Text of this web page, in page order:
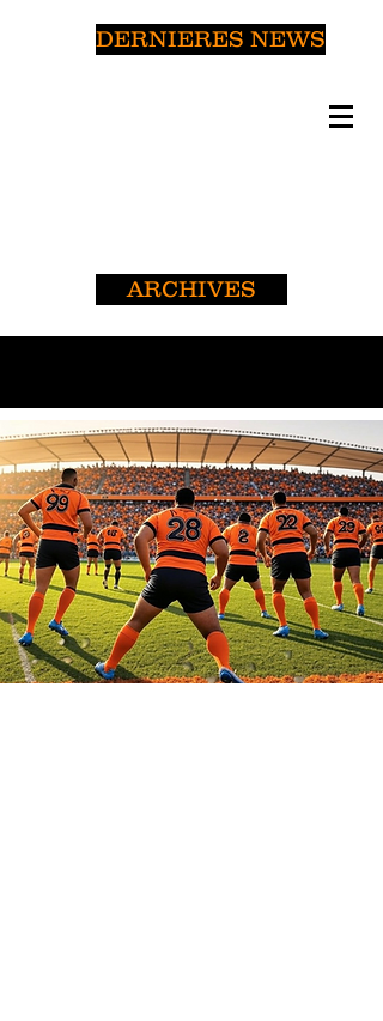
DERNIERES NEWS
ARCHIVES